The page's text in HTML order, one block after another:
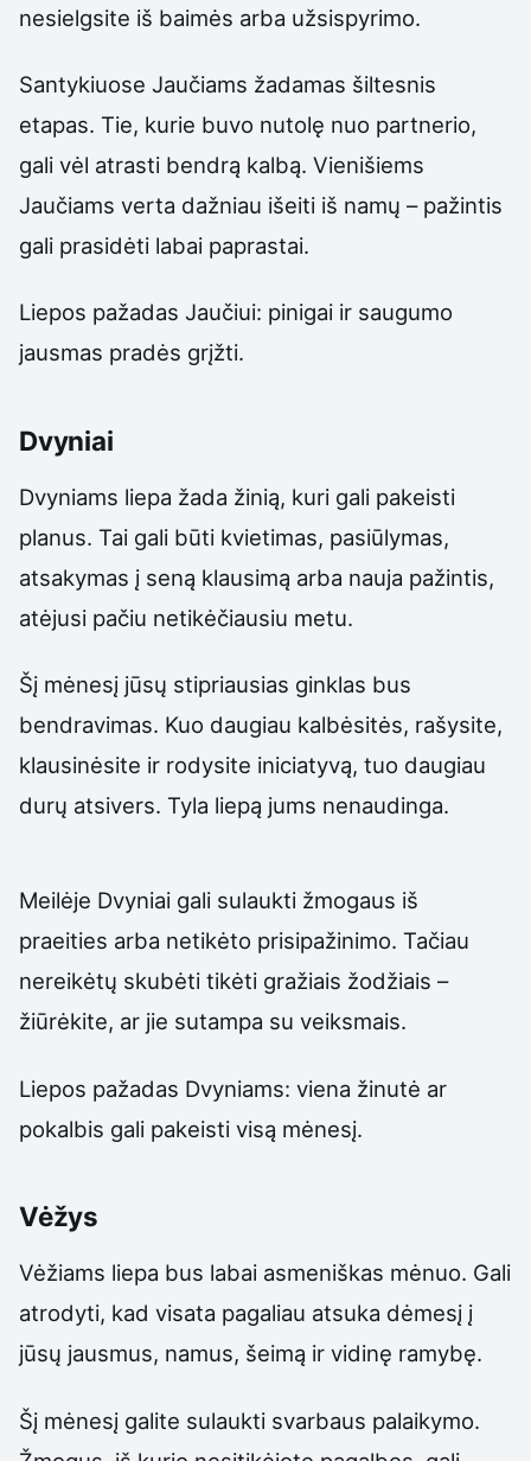
nesielgsite iš baimės arba užsispyrimo.
Santykiuose Jaučiams žadamas šiltesnis
etapas. Tie, kurie buvo nutolę nuo partnerio,
gali vėl atrasti bendrą kalbą. Vienišiems
Jaučiams verta dažniau išeiti iš namų – pažintis
gali prasidėti labai paprastai.
Liepos pažadas Jaučiui: pinigai ir saugumo
jausmas pradės grįžti.
Dvyniai
Dvyniams liepa žada žinią, kuri gali pakeisti
planus. Tai gali būti kvietimas, pasiūlymas,
atsakymas į seną klausimą arba nauja pažintis,
atėjusi pačiu netikėčiausiu metu.
Šį mėnesį jūsų stipriausias ginklas bus
bendravimas. Kuo daugiau kalbėsitės, rašysite,
klausinėsite ir rodysite iniciatyvą, tuo daugiau
durų atsivers. Tyla liepą jums nenaudinga.
Meilėje Dvyniai gali sulaukti žmogaus iš
praeities arba netikėto prisipažinimo. Tačiau
nereikėtų skubėti tikėti gražiais žodžiais –
žiūrėkite, ar jie sutampa su veiksmais.
Liepos pažadas Dvyniams: viena žinutė ar
pokalbis gali pakeisti visą mėnesį.
Vėžys
Vėžiams liepa bus labai asmeniškas mėnuo. Gali
atrodyti, kad visata pagaliau atsuka dėmesį į
jūsų jausmus, namus, šeimą ir vidinę ramybę.
Šį mėnesį galite sulaukti svarbaus palaikymo.